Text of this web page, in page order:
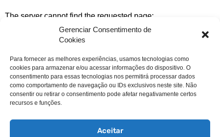
Gerenciar Consentimento de
Cookies
Para fornecer as melhores experiências, usamos tecnologias como
cookies para armazenar e/ou acessar informações do dispositivo. O
consentimento para essas tecnologias nos permitirá processar dados
como comportamento de navegação ou IDs exclusivos neste site. Não
consentir ou retirar o consentimento pode afetar negativamente certos
recursos e funções.
Aceitar
The server cannot find the requested page:
livehack.link/cp_errordocument.shtml (port 443)